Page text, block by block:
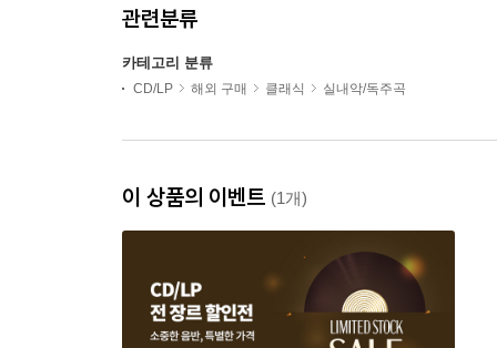
관련분류
카테고리 분류
CD/LP 해외 구매 클래식 실내악/독주곡
이 상품의 이벤트 (1개)